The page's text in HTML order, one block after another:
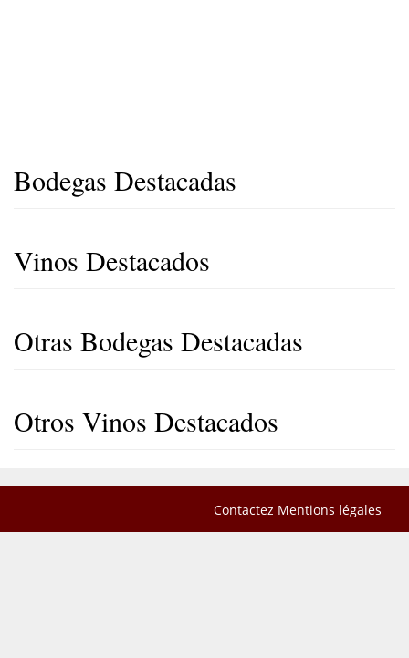
Bodegas Destacadas
Vinos Destacados
Otras Bodegas Destacadas
Otros Vinos Destacados
Contactez Mentions légales